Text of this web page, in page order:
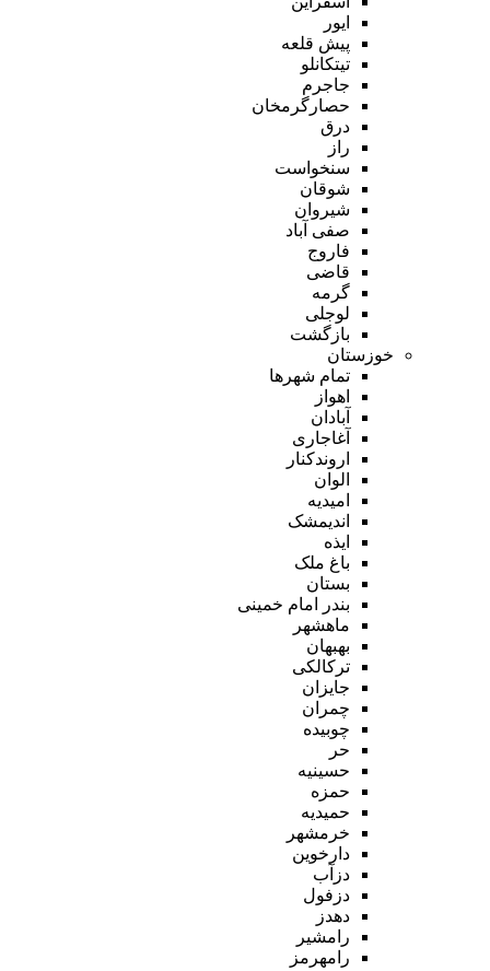
ایور
پیش قلعه
تیتکانلو
جاجرم
حصارگرمخان
درق
راز
سنخواست
شوقان
شیروان
صفی آباد
فاروج
قاضی
گرمه
لوجلی
بازگشت
خوزستان
تمام شهر‌ها
اهواز
آبادان
آغاجاری
اروندکنار
الوان
امیدیه
اندیمشک
ایذه
باغ ملک
بستان
بندر امام خمینی
ماهشهر
بهبهان
ترکالکی
جایزان
چمران
چوبیده
حر
حسینیه
حمزه
حمیدیه
خرمشهر
دارخوین
دزآب
دزفول
دهدز
رامشیر
رامهرمز